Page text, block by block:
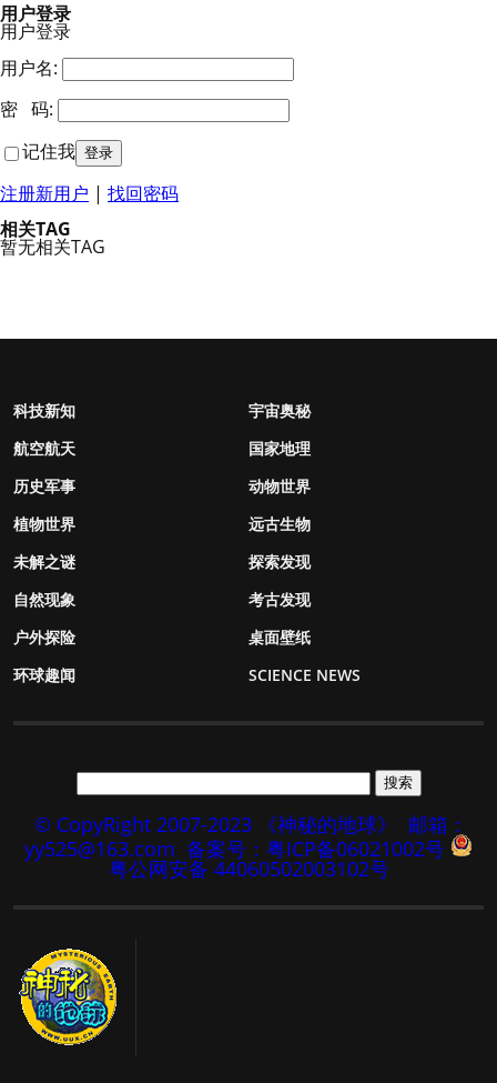
用户登录
用户登录
用户名:
密 码:
记住我
注册新用户 | 找回密码
相关TAG
暂无相关TAG
科技新知
宇宙奥秘
航空航天
国家地理
历史军事
动物世界
植物世界
远古生物
未解之谜
探索发现
自然现象
考古发现
户外探险
桌面壁纸
环球趣闻
SCIENCE NEWS
© CopyRight 2007-2023 《神秘的地球》
邮箱：
yy525@163.com 备案号：粤ICP备06021002号
粤公网安备 44060502003102号